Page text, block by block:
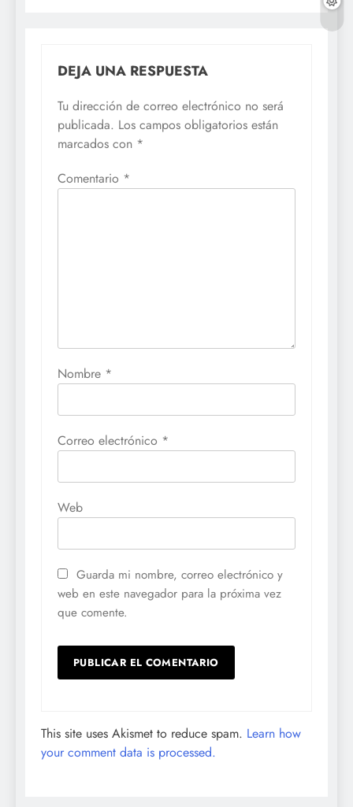
DEJA UNA RESPUESTA
Tu dirección de correo electrónico no será
publicada. Los campos obligatorios están
marcados con *
Comentario *
Nombre *
Correo electrónico *
Web
Guarda mi nombre, correo electrónico y
web en este navegador para la próxima vez
que comente.
This site uses Akismet to reduce spam. Learn how
your comment data is processed.